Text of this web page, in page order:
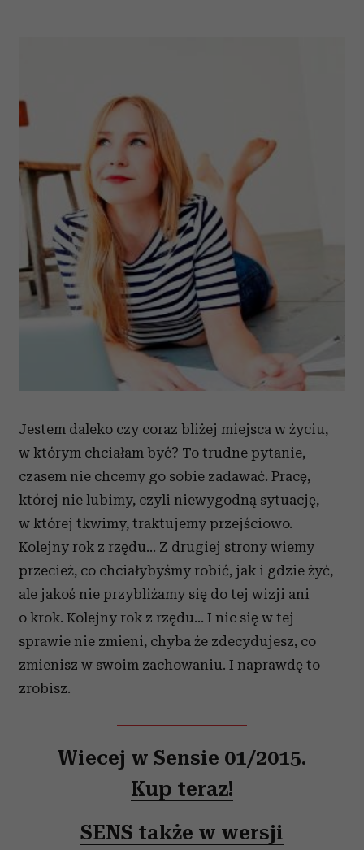
Jestem daleko czy coraz bliżej miejsca w życiu,
w którym chciałam być? To trudne pytanie,
czasem nie chcemy go sobie zadawać. Pracę,
której nie lubimy, czyli niewygodną sytuację,
w której tkwimy, traktujemy przejściowo.
Kolejny rok z rzędu… Z drugiej strony wiemy
przecież, co chciałybyśmy robić, jak i gdzie żyć,
ale jakoś nie przybliżamy się do tej wizji ani
o krok. Kolejny rok z rzędu… I nic się w tej
sprawie nie zmieni, chyba że zdecydujesz, co
zmienisz w swoim zachowaniu. I naprawdę to
zrobisz.
Wiecej w Sensie 01/2015.
Kup teraz!
SENS także w wersji